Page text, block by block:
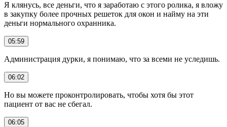
Я клянусь, все деньги, что я заработаю с этого ролика, я вложу
в закупку более прочных решеток для окон и найму на эти
деньги нормального охранника.
05:59
Администрация дурки, я понимаю, что за всеми не уследишь.
06:02
Но вы можете проконтролировать, чтобы хотя бы этот
пациент от вас не сбегал.
06:05